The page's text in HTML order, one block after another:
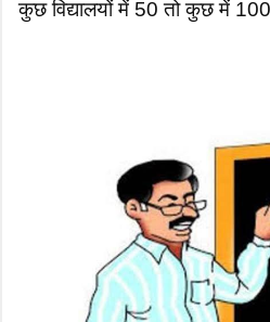
कुछ विद्यालयों में 50 तो कुछ में 100